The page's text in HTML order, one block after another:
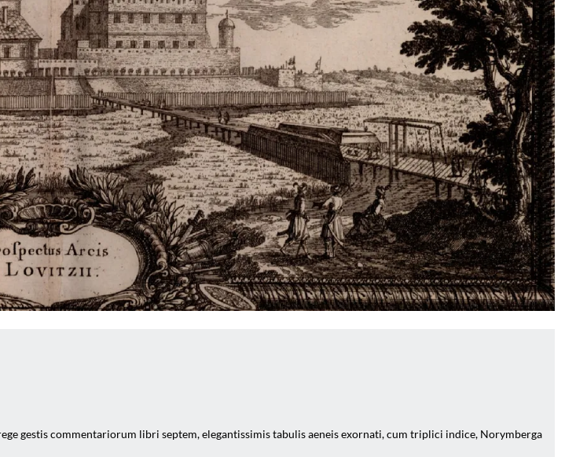
gestis commentariorum libri septem, elegantissimis tabulis aeneis exornati, cum triplici indice, Norymberga